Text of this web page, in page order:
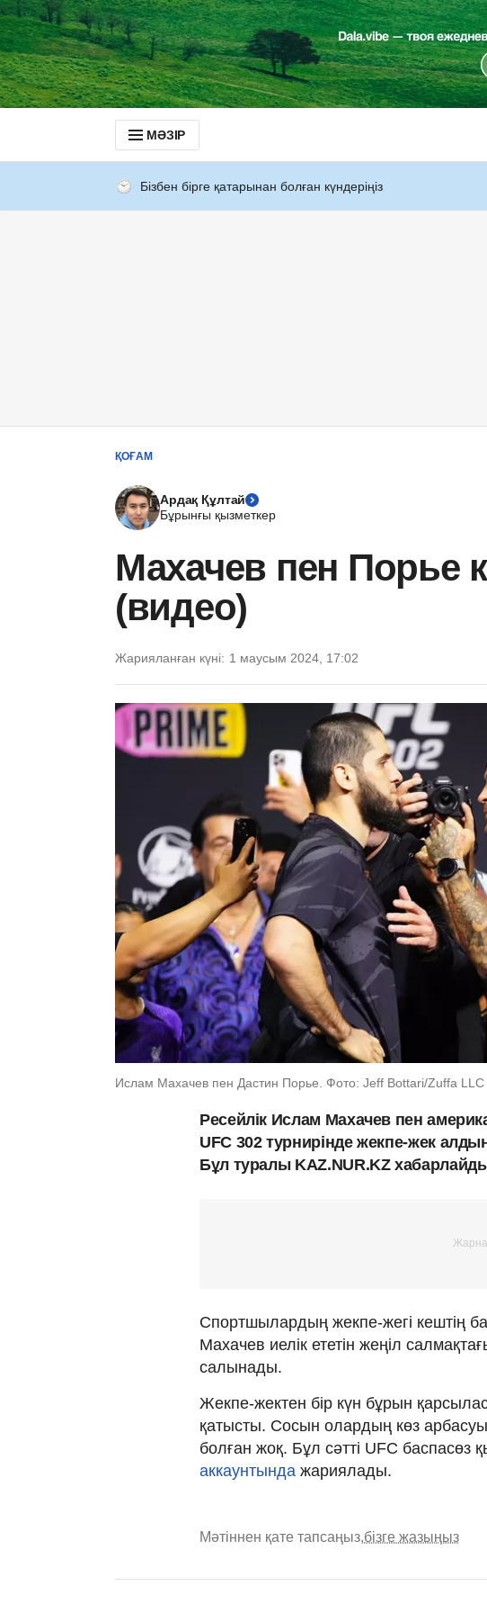
МӘЗІР
Бізбен бірге қатарынан болған күндеріңіз
ҚОҒАМ
Ардақ Құлтай
Бұрынғы қызметкер
Махачев пен Порье
(видео)
Жарияланған күні: 1 маусым 2024, 17:02
Ислам Махачев пен Дастин Порье. Фото: Jeff Bottari/Zuffa
Ресейлік Ислам Махачев пен
UFC 302 турнирінде жекпе-жек
Бұл туралы KAZ.NUR.KZ
Спортшылардың жекпе-жегі кештің
Махачев иелік ететін жеңіл
салынады.
Жекпе-жектен бір күн бұрын
қатысты. Сосын олардың көз арбасуы
болған жоқ. Бұл сәтті UFC баспасөз
аккаунтында жариялады.
Мәтіннен қате тапсаңыз,бізге жазыңыз